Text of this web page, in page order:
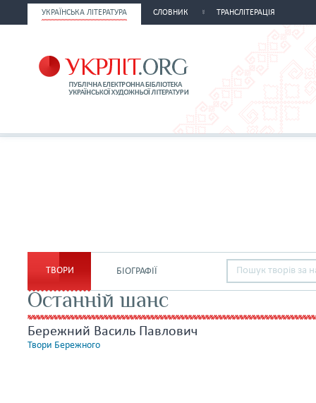
УКРАЇНСЬКА ЛІТЕРАТУРА СЛОВНИК ТРАНСЛІТЕРАЦІЯ
ТВОРИ БІОГРАФІЇ
Останній шанс
Бережний Василь Павлович
Твори Бережного